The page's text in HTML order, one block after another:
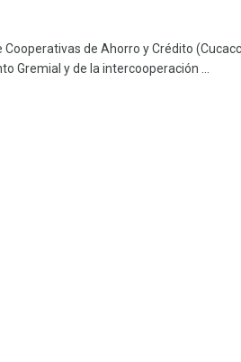
Cooperativas de Ahorro y Crédito
Gremial y de la intercooperación ...